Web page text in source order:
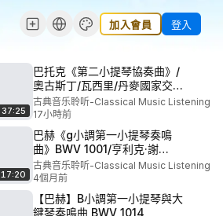
加入會員 登入
37:25
巴托克《第二小提琴協奏曲》/
奧古斯丁/瓦西里/丹麥國家交響
樂團/Bartók-Violin Concerto
No.
2/Augustin/Vasily/Danish
National Symphony
Orchestra
古典音乐聆听-Classical Music Listening
17小時前
17:20
巴赫《g小調第一小提琴奏鳴
曲》BWV 1001/亨利克·謝
林/Bach-Sonata for Violin
Solo No. 1 in G Minor, BWV
1001/Henryk Szeryng
古典音乐聆听-Classical Music Listening
4個月前
【巴赫】B小調第一小提琴與大
鍵琴奏鳴曲 BWV 1014